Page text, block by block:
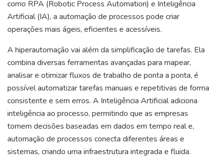
como RPA (Robotic Process Automation) e Inteligência
Artificial (IA), a automação de processos pode criar
operações mais ágeis, eficientes e acessíveis.
A hiperautomação vai além da simplificação de tarefas. Ela
combina diversas ferramentas avançadas para mapear,
analisar e otimizar fluxos de trabalho de ponta a ponta, é
possível automatizar tarefas manuais e repetitivas de forma
consistente e sem erros. A Inteligência Artificial adiciona
inteligência ao processo, permitindo que as empresas
tomem decisões baseadas em dados em tempo real e,
automação de processos conecta diferentes áreas e
sistemas, criando uma infraestrutura integrada e fluida.